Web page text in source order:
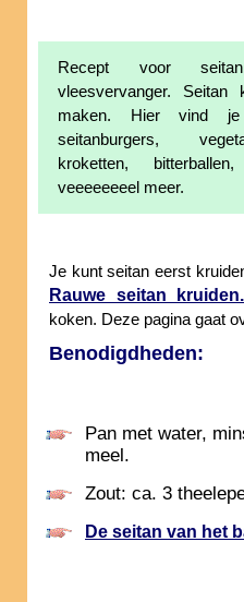
Recept voor
vleesvervanger.
maken. Hier vind
seitanburgers,
kroketten,
veeeeeeeel meer.
Je kunt seitan eerst
Rauwe seitan kruiden.
koken. Deze pagina gaat
Benodigdheden:
Pan met water,
meel.
Zout: ca. 3
De seitan van het